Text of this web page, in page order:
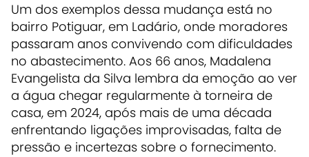
Um dos exemplos dessa mudança está no
bairro Potiguar, em Ladário, onde moradores
passaram anos convivendo com dificuldades
no abastecimento. Aos 66 anos, Madalena
Evangelista da Silva lembra da emoção ao ver
a água chegar regularmente à torneira de
casa, em 2024, após mais de uma década
enfrentando ligações improvisadas, falta de
pressão e incertezas sobre o fornecimento.